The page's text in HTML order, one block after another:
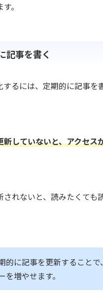
。
記事を書く
するには、定期的に記事を
新していないと、アクセス
されないと、読みたくても
的に記事を更新することで
を増やせます。